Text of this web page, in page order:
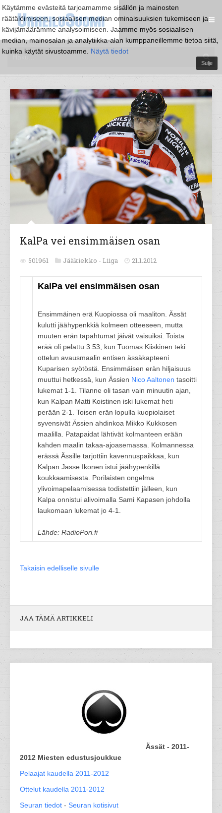
Käytämme evästeitä tarjoamamme sisällön ja mainosten
räätälöimiseen, sosiaalisen median ominaisuuksien tukemiseen ja
kävijämäärämme analysoimiseen. Jaamme myös sosiaalisen
median, mainosalan ja analytiikka-alan kumppaneillemme tietoa siitä,
kuinka käytät sivustoamme. Näytä tiedot
Sulje
KalPa vei ensimmäisen osan
501961 Jääkiekko - Liiga 21.1.2012
KalPa vei ensimmäisen osan
Ensimmäinen erä Kuopiossa oli maaliton. Ässät
kulutti jäähypenkkiä kolmeen otteeseen, mutta
muuten erän tapahtumat jäivät vaisuiksi. Toista
erää oli pelattu 3:53, kun Tuomas Kiiskinen teki
ottelun avausmaalin entisen ässäkapteeni
Kuparisen syötöstä. Ensimmäisen erän hiljaisuus
muuttui hetkessä, kun Ässien Nico Aaltonen tasoitti
lukemat 1-1. Tilanne oli tasan vain minuutin ajan,
kun Kalpan Matti Koistinen iski lukemat heti
perään 2-1. Toisen erän lopulla kuopiolaiset
syvensivät Ässien ahdinkoa Mikko Kukkosen
maalilla. Patapaidat lähtivät kolmanteen erään
kahden maalin takaa-ajoasemassa. Kolmannessa
erässä Ässille tarjottiin kavennuspaikkaa, kun
Kalpan Jasse Ikonen istui jäähypenkillä
koukkaamisesta. Porilaisten ongelma
ylivoimapelaamisessa todistettiin jälleen, kun
Kalpa onnistui alivoimalla Sami Kapasen johdolla
laukomaan lukemat jo 4-1.
Lähde: RadioPori.fi
Takaisin edelliselle sivulle
JAA TÄMÄ ARTIKKELI
Ässät - 2011-
2012 Miesten edustusjoukkue
Pelaajat kaudella 2011-2012
Ottelut kaudella 2011-2012
Seuran tiedot - Seuran kotisivut